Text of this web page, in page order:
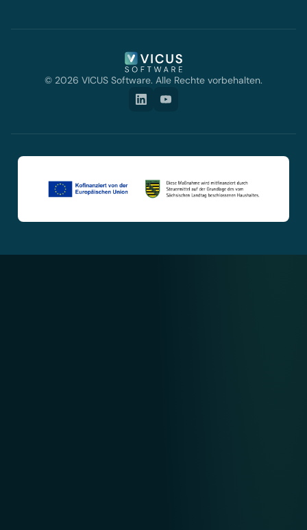
© 2026 VICUS Software. Alle Rechte vorbehalten.